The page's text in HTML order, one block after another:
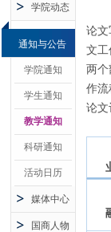
学院动态
通知与公告
学院通知
学生通知
教学通知
科研通知
活动日历
媒体中心
国商人物
论文
文
两
作
论文